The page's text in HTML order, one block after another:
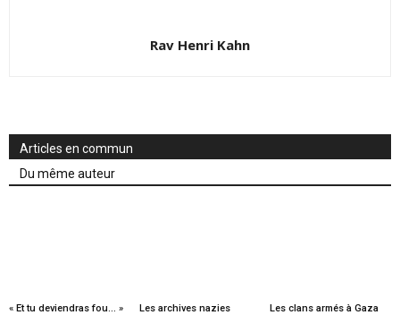
Rav Henri Kahn
Articles en commun
Du même auteur
« Et tu deviendras fou… »
Les archives nazies
Les clans armés à Gaza